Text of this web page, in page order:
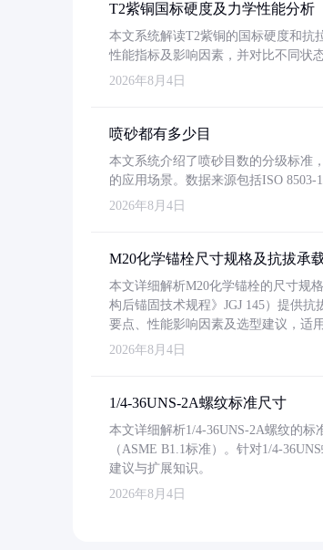
T2紫铜国标硬度及力学性能分析
本文系统解读T2紫铜的国标硬度和抗
性能指标及影响因素，并对比不同状
2026年8月4日
喷砂都有多少目
本文系统介绍了喷砂目数的分级标准
的应用场景。数据来源包括ISO
2026年8月4日
M20化学锚栓尺寸规格及抗拔承
本文详细解析M20化学锚栓的尺寸规
构后锚固技术规程》JGJ 145）提供
要点、性能影响因素及选型建议，适
2026年8月4日
1/4-36UNS-2A螺纹标准尺寸
本文详细解析1/4-36UNS-2A螺纹的
（ASME B1.1标准）。针对1/4-
建议与扩展知识。
2026年8月4日